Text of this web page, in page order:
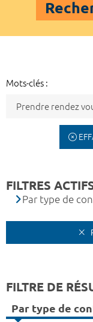
Mots-clés :
FILTRES
Par type de
FILTRE DE
Par type de